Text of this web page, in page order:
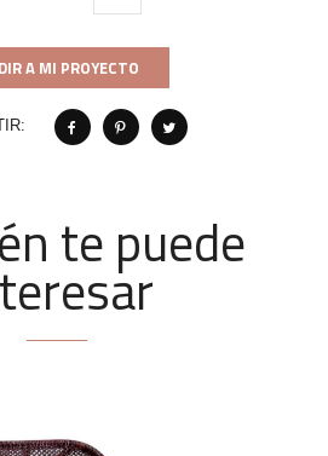
A MI PROYECTO
te puede